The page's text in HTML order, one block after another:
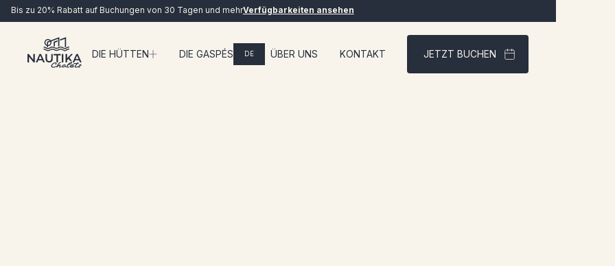
Bis zu 20% Rabatt auf Buchungen von 30 Tagen und mehrVerfügbarkeiten ansehen
DIE HÜTTEN DIE GASPÉSIE ÜBER UNS KONTAKT
LIVE DE JETZT BUCHEN
Die Chalets Doppelte Chalets vorne